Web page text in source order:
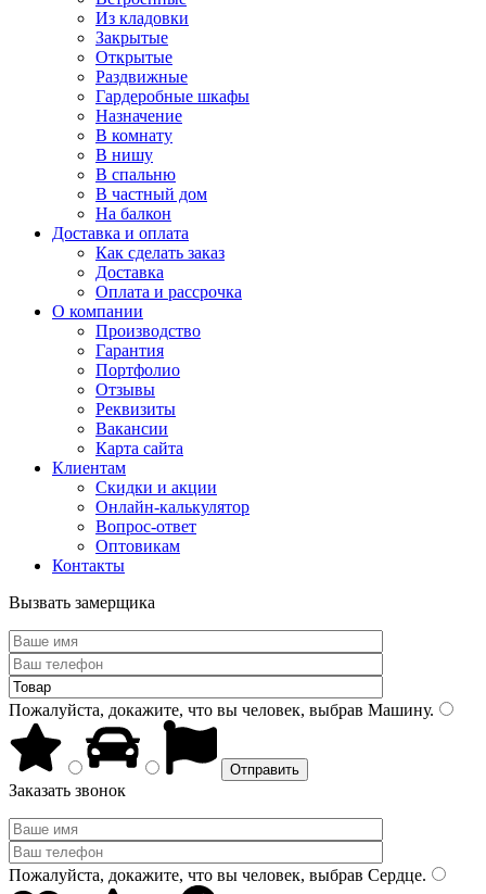
Из кладовки
Закрытые
Открытые
Раздвижные
Гардеробные шкафы
Назначение
В комнату
В нишу
В спальню
В частный дом
На балкон
Доставка и оплата
Как сделать заказ
Доставка
Оплата и рассрочка
О компании
Производство
Гарантия
Портфолио
Отзывы
Реквизиты
Вакансии
Карта сайта
Клиентам
Скидки и акции
Онлайн-калькулятор
Вопрос-ответ
Оптовикам
Контакты
Вызвать замерщика
Пожалуйста, докажите, что вы человек, выбрав Машину.
Заказать звонок
Пожалуйста, докажите, что вы человек, выбрав Сердце.